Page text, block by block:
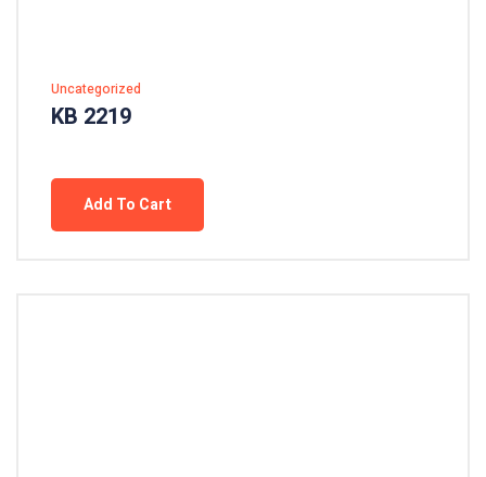
Uncategorized
KB 2219
Add To Cart